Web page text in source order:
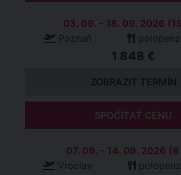
03. 09. - 18. 09. 2026
Poznaň
1 848 €
ZOBRAZIT TERMÍN
SPOČÍTAŤ CENU
07. 09. - 14. 09. 2026
Vroclav